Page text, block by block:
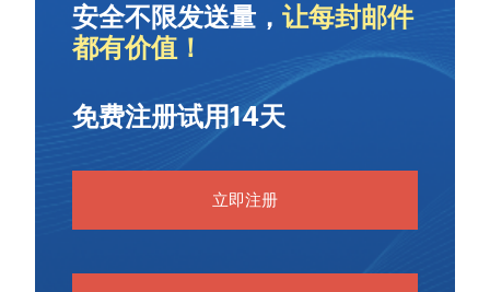
安全不限发送量，让每封邮件
都有价值！
免费注册试用14天
立即注册